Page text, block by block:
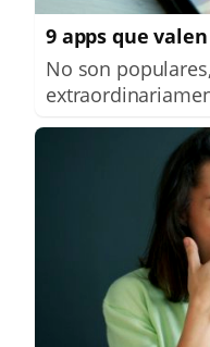
9 apps que
No son